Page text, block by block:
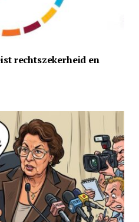
rechtszekerheid en